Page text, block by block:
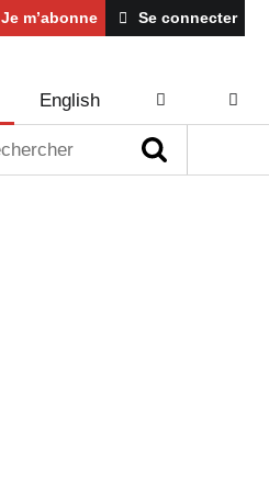
Je m’abonne Se connecter
English AIDE